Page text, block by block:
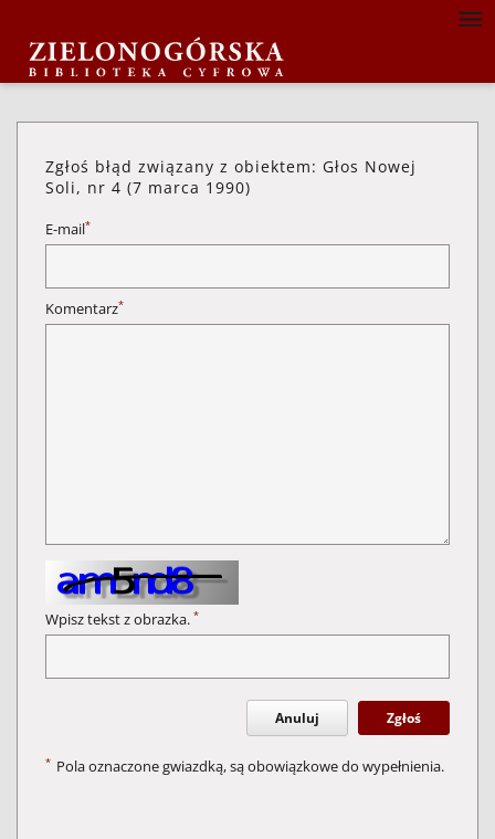
Zgłoś błąd związany z obiektem: Głos Nowej
Soli, nr 4 (7 marca 1990)
E-mail*
Komentarz*
Wpisz tekst z obrazka. *
Anuluj Zgłoś
* Pola oznaczone gwiazdką, są obowiązkowe do wypełnienia.